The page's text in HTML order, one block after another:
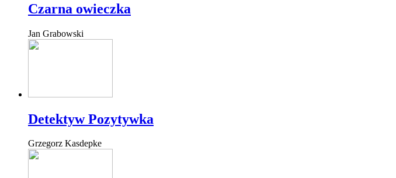
Czarna owieczka
Jan Grabowski
Detektyw Pozytywka
Grzegorz Kasdepke